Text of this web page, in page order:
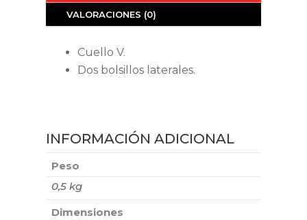
VALORACIONES (0)
Cuello V.
Dos bolsillos laterales.
INFORMACIÓN ADICIONAL
Peso
0,5 kg
Dimensiones